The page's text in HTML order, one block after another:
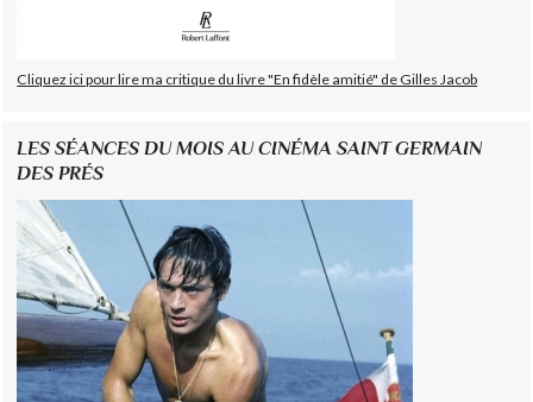
Cliquez ici pour lire ma critique du livre "En fidèle amitié" de Gilles Jacob
LES SÉANCES DU MOIS AU CINÉMA SAINT GERMAIN
DES PRÉS